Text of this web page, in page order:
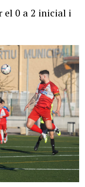
el 0 a 2 inicial i